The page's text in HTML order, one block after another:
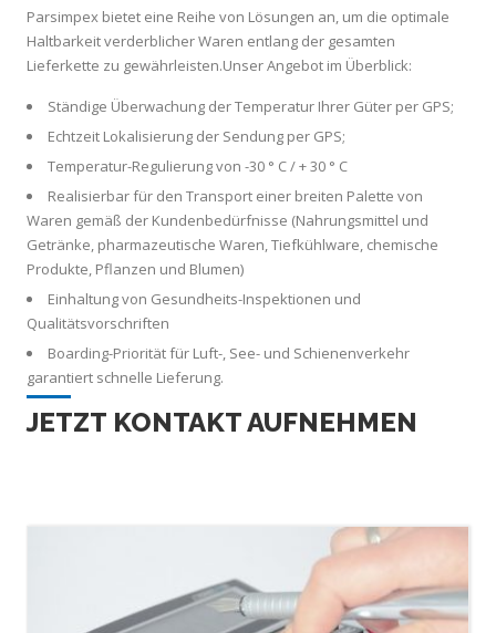
Parsimpex bietet eine Reihe von Lösungen an, um die optimale
Haltbarkeit verderblicher Waren entlang der gesamten
Lieferkette zu gewährleisten.Unser Angebot im Überblick:
Ständige Überwachung der Temperatur Ihrer Güter per GPS;
Echtzeit Lokalisierung der Sendung per GPS;
Temperatur-Regulierung von -30 ° C / + 30 ° C
Realisierbar für den Transport einer breiten Palette von
Waren gemäß der Kundenbedürfnisse (Nahrungsmittel und
Getränke, pharmazeutische Waren, Tiefkühlware, chemische
Produkte, Pflanzen und Blumen)
Einhaltung von Gesundheits-Inspektionen und
Qualitätsvorschriften
Boarding-Priorität für Luft-, See- und Schienenverkehr
garantiert schnelle Lieferung.
JETZT KONTAKT AUFNEHMEN